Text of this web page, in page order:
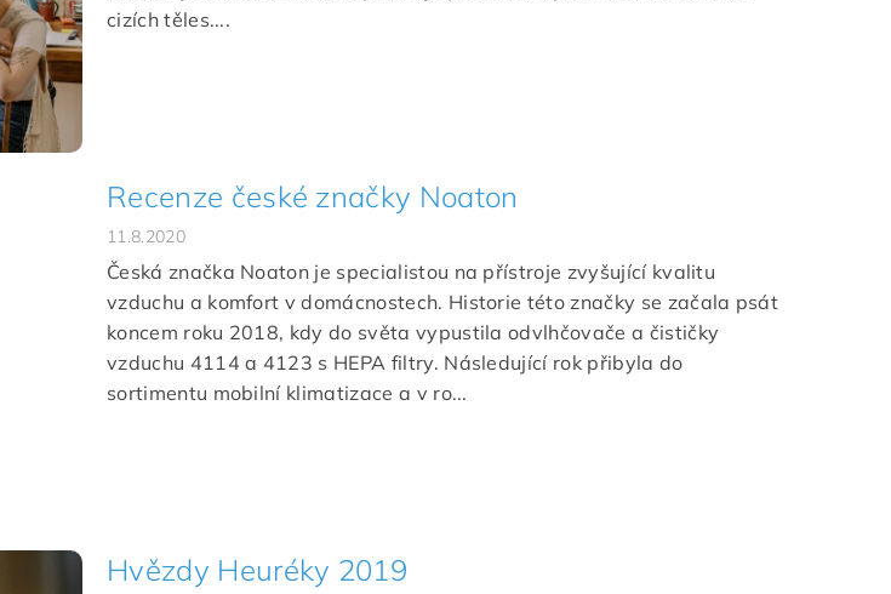
cizích těles....
Recenze české značky Noaton
11.8.2020
Česká značka Noaton je specialistou na přístroje zvyšující kvalitu
vzduchu a komfort v domácnostech. Historie této značky se začala psát
koncem roku 2018, kdy do světa vypustila odvlhčovače a čističky
vzduchu 4114 a 4123 s HEPA filtry. Následující rok přibyla do
sortimentu mobilní klimatizace a v ro...
Hvězdy Heuréky 2019